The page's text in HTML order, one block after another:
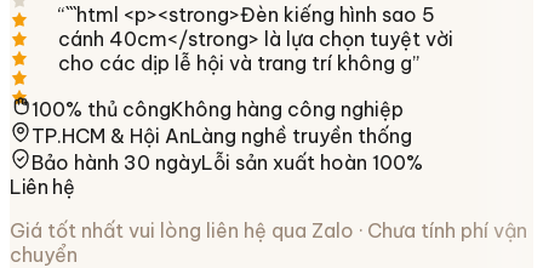
“```html <p><strong>Đèn kiếng hình sao 5
cánh 40cm</strong> là lựa chọn tuyệt vời
cho các dịp lễ hội và trang trí không g”
100% thủ côngKhông hàng công nghiệp
TP.HCM & Hội AnLàng nghề truyền thống
Bảo hành 30 ngàyLỗi sản xuất hoàn 100%
Liên hệ
Giá tốt nhất vui lòng liên hệ qua Zalo · Chưa tính phí vận
chuyển